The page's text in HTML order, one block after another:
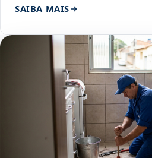
SAIBA MAIS